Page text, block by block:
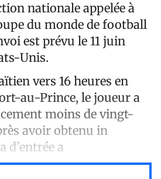
nationale appelée à
du monde de football
est prévu le 11 juin
Unis.
vers 16 heures en
au-Prince, le joueur a
moins de vingt-
avoir obtenu in
d’entrée a